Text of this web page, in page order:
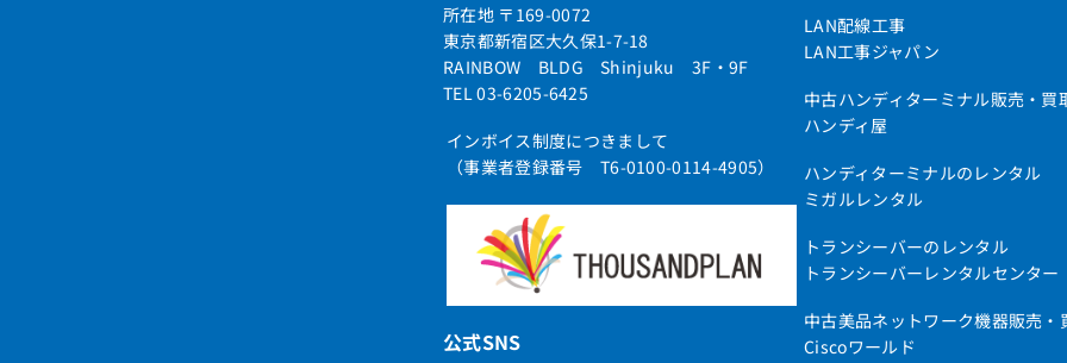
所在地 〒169-0072
東京都新宿区大久保1-7-18
RAINBOW BLDG Shinjuku 3F・9F
TEL 03-6205-6425
インボイス制度につきまして
（事業者登録番号 T6-0100-0114-4905）
公式SNS
LAN配線工事
LAN工事ジャパン
中古ハンディターミナル販売・買
ハンディ屋
ハンディターミナルのレンタル
ミガルレンタル
トランシーバーのレンタル
トランシーバーレンタルセンター
中古美品ネットワーク機器販売・
Ciscoワールド